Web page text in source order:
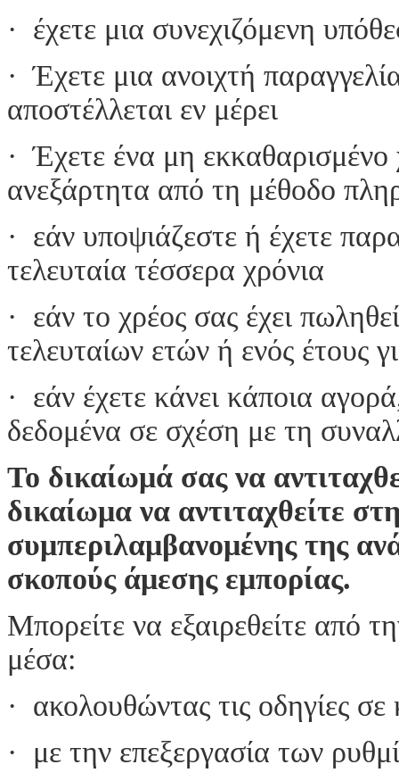
· έχετε μια συνεχιζόμενη
· Έχετε μια ανοιχτή
αποστέλλεται εν μέρει
· Έχετε ένα μη
ανεξάρτητα από τη μέθοδο
· εάν υποψιάζεστε ή έχετε
τελευταία τέσσερα χρόνια
· εάν το χρέος σας έχει
τελευταίων ετών ή ενός έτους
· εάν έχετε κάνει κάποια
δεδομένα σε σχέση με τη
Το δικαίωμά σας να
δικαίωμα να αντιταχθείτε
συμπεριλαμβανομένης της
σκοπούς άμεσης εμπορίας.
Μπορείτε να εξαιρεθείτε από
μέσα:
· ακολουθώντας τις οδηγίες
· με την επεξεργασία των